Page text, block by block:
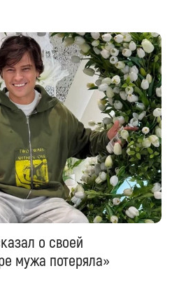
о своей
мужа потеряла»